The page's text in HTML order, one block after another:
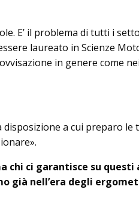
E’ il problema di tutti i
laureato in Scienze
in genere come
a cui preparo le
chi ci garantisce su
già nell’era degli